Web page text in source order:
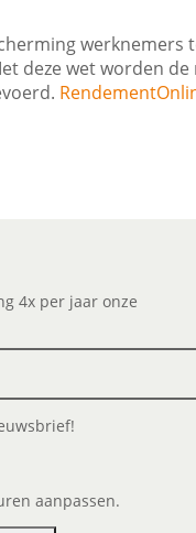
werknemers
deze wet worden
4x per jaar onze
aanpassen.